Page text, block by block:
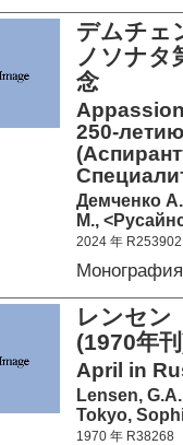
デムチェ
ノソナタ
念
250-
Демченко
М.,
2024 年 R253902
レンセ
(1970年
April in
Lensen, G.A.
Tokyo,
1970 年 R38268